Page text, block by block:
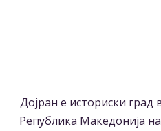
Дојран е историски град
Република Македонија